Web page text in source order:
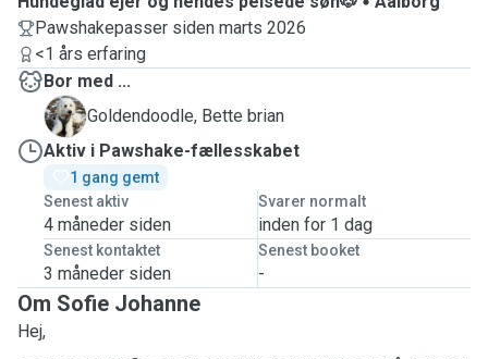
Pawshakepasser siden marts 2026
<1 års erfaring
Bor med ...
B
Goldendoodle, Bette brian
Aktiv i Pawshake-fællesskabet
1 gang gemt
Senest aktiv
4 måneder siden
Svarer normalt
inden for 1 dag
Senest kontaktet
3 måneder siden
Senest booket
-
Om Sofie Johanne
Hej,